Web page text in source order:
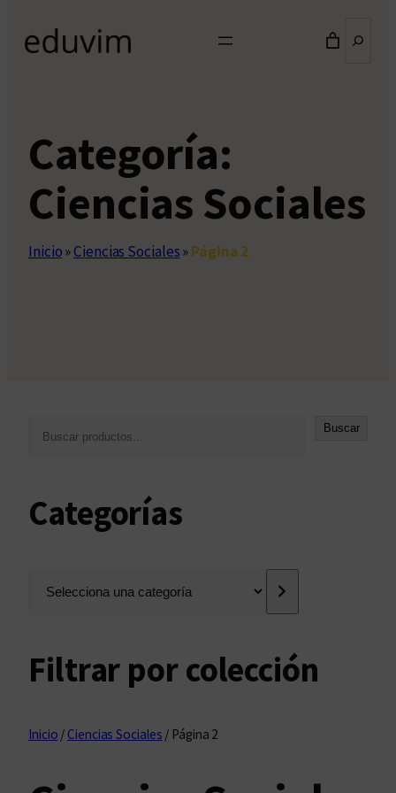
Categoría:
Ciencias Sociales
Inicio»Ciencias Sociales»Página 2
a
Buscar
Categorías
o
Filtrar por colección
Inicio / Ciencias Sociales / Página 2